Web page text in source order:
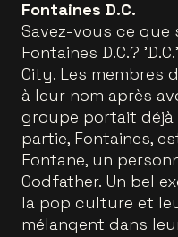
Fontaines D.C.
Savez-vous ce que
Fontaines D.C.?
City. Les membres
à leur nom après
groupe portait déjà
partie, Fontaines,
Fontane, un
Godfather. Un bel
la pop culture et
mélangent dans